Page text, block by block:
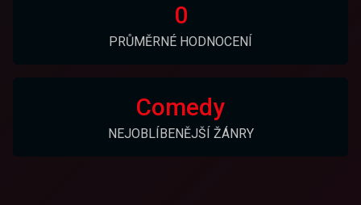
0
PRŮMĚRNÉ HODNOCENÍ
Comedy
NEJOBLÍBENĚJŠÍ ŽÁNRY